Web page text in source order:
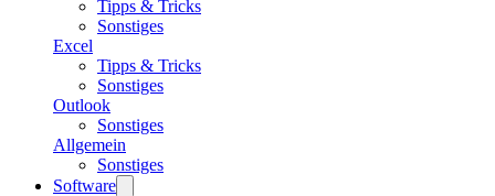
Tipps & Tricks
Sonstiges
Excel
Tipps & Tricks
Sonstiges
Outlook
Sonstiges
Allgemein
Sonstiges
Software